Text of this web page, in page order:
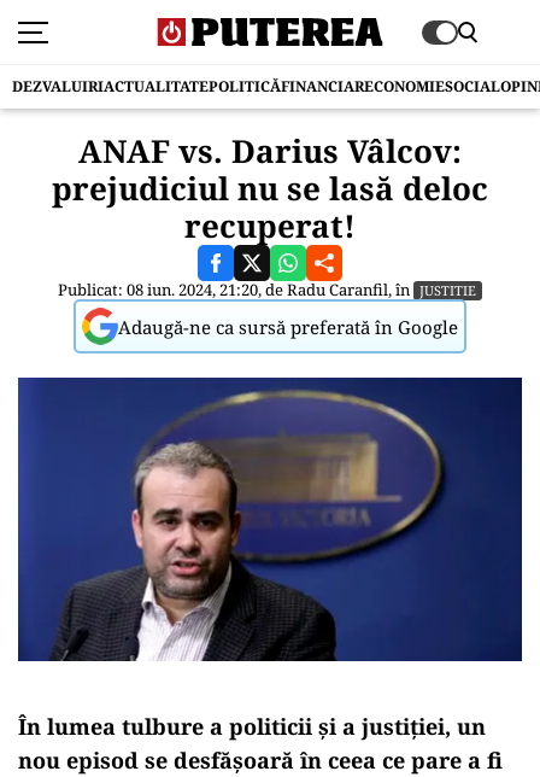
DEZVALUIRIACTUALITATEPOLITICĂFINANCIARECONOMIESOCIAL
ANAF vs. Darius Vâlcov:
prejudiciul nu se lasă deloc
recuperat!
Publicat: 08 iun. 2024, 21:20, deRadu Caranfil, în JUSTITIE
Adaugă-ne ca sursă preferată în Google
În lumea tulbure a politicii și a justiției, un
nou episod se desfășoară în ceea ce pare a fi